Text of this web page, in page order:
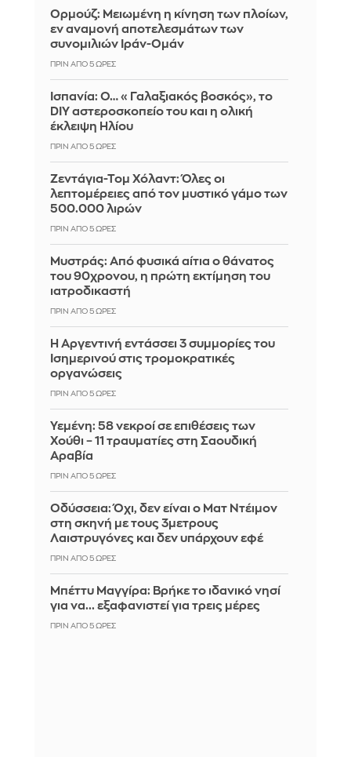
Ορμούζ: Μειωμένη η κίνηση των πλοίων,
εν αναμονή αποτελεσμάτων των
συνομιλιών Ιράν-Ομάν
ΠΡΙΝ ΑΠΌ 5 ΏΡΕΣ
Ισπανία: Ο… «Γαλαξιακός βοσκός», το
DIY αστεροσκοπείο του και η ολική
έκλειψη Ηλίου
ΠΡΙΝ ΑΠΌ 5 ΏΡΕΣ
Ζεντάγια-Τομ Χόλαντ: Όλες οι
λεπτομέρειες από τον μυστικό γάμο των
500.000 λιρών
ΠΡΙΝ ΑΠΌ 5 ΏΡΕΣ
Μυστράς: Από φυσικά αίτια ο θάνατος
του 90χρονου, η πρώτη εκτίμηση του
ιατροδικαστή
ΠΡΙΝ ΑΠΌ 5 ΏΡΕΣ
Η Αργεντινή εντάσσει 3 συμμορίες του
Ισημερινού στις τρομοκρατικές
οργανώσεις
ΠΡΙΝ ΑΠΌ 5 ΏΡΕΣ
Υεμένη: 58 νεκροί σε επιθέσεις των
Χούθι – 11 τραυματίες στη Σαουδική
Αραβία
ΠΡΙΝ ΑΠΌ 5 ΏΡΕΣ
Οδύσσεια: Όχι, δεν είναι ο Ματ Ντέιμον
στη σκηνή με τους 3μετρους
Λαιστρυγόνες και δεν υπάρχουν εφέ
ΠΡΙΝ ΑΠΌ 5 ΏΡΕΣ
Μπέττυ Μαγγίρα: Βρήκε το ιδανικό νησί
για να... εξαφανιστεί για τρεις μέρες
ΠΡΙΝ ΑΠΌ 5 ΏΡΕΣ